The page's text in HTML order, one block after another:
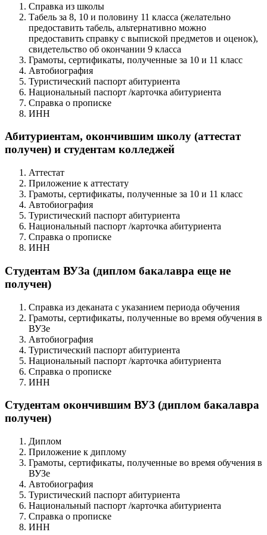
Справка из школы
Табель за 8, 10 и половину 11 класса (желательно
предоставить табель, альтернативно можно
предоставить справку с выпиской предметов и оценок),
свидетельство об окончании 9 класса
Грамоты, сертификаты, полученные за 10 и 11 класс
Автобиография
Туристический паспорт абитуриента
Национальный паспорт /карточка абитуриента
Справка о прописке
ИНН
Абитуриентам, окончившим школу (аттестат
получен) и студентам колледжей
Аттестат
Приложение к аттестату
Грамоты, сертификаты, полученные за 10 и 11 класс
Автобиография
Туристический паспорт абитуриента
Национальный паспорт /карточка абитуриента
Справка о прописке
ИНН
Студентам ВУЗа (диплом бакалавра еще не
получен)
Справка из деканата с указанием периода обучения
Грамоты, сертификаты, полученные во время обучения в
ВУЗе
Автобиография
Туристический паспорт абитуриента
Национальный паспорт /карточка абитуриента
Справка о прописке
ИНН
Студентам окончившим ВУЗ (диплом бакалавра
получен)
Диплом
Приложение к диплому
Грамоты, сертификаты, полученные во время обучения в
ВУЗе
Автобиография
Туристический паспорт абитуриента
Национальный паспорт /карточка абитуриента
Справка о прописке
ИНН